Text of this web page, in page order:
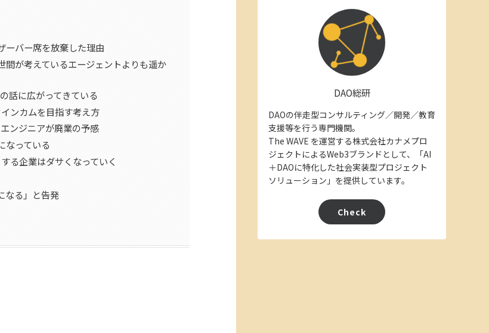
ーバー席を放棄した理由
が考えているエージェントよりも遥か
話に広がってきている
ンカムを目指す考え方
ンジニアが廃業の予感
なっている
る企業はダサくなっていく
なる」と告発
DAO総研
DAOの伴走型コンサルティング／開発／教育
支援等を行う専門機関。
The WAVE を運営する株式会社カナメプロ
ジェクトによるWeb3ブランドとして、「AI
＋DAOに特化した社会実装型プロジェクト
ソリューション」を提供しています。
Check